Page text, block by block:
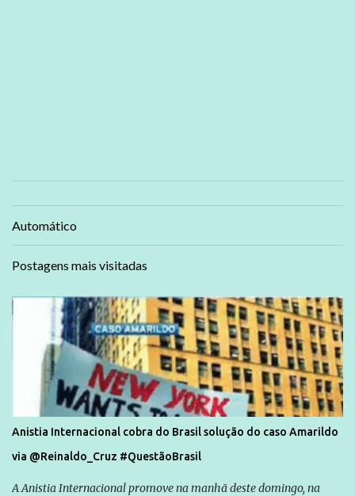
Automático
Postagens mais visitadas
Anistia Internacional cobra do Brasil solução do caso Amarildo
via @Reinaldo_Cruz #QuestãoBrasil
A Anistia Internacional promove na manhã deste domingo, na